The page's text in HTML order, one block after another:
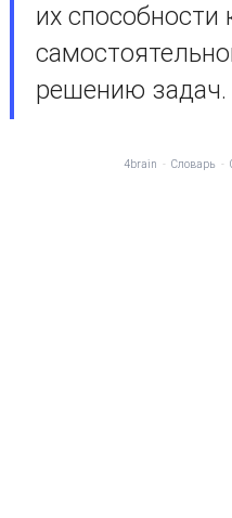
их способности
решению задач.
4brain - Словарь -